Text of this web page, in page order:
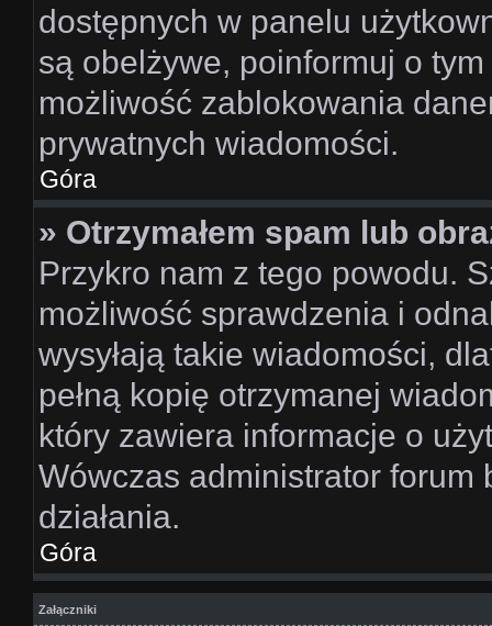
dostępnych w panelu
są obelżywe, poinformuj o
możliwość zablokowania
prywatnych wiadomości.
Góra
» Otrzymałem spam lub
Przykro nam z tego powodu.
możliwość sprawdzenia i
wysyłają takie wiadomości,
pełną kopię otrzymanej
który zawiera informacje o
Wówczas administrator forum
działania.
Góra
Załączniki